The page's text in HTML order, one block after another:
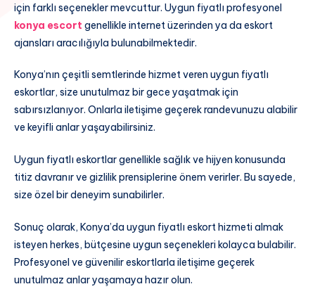
için farklı seçenekler mevcuttur. Uygun fiyatlı profesyonel
konya escort genellikle internet üzerinden ya da eskort
ajansları aracılığıyla bulunabilmektedir.
Konya’nın çeşitli semtlerinde hizmet veren uygun fiyatlı
eskortlar, size unutulmaz bir gece yaşatmak için
sabırsızlanıyor. Onlarla iletişime geçerek randevunuzu alabilir
ve keyifli anlar yaşayabilirsiniz.
Uygun fiyatlı eskortlar genellikle sağlık ve hijyen konusunda
titiz davranır ve gizlilik prensiplerine önem verirler. Bu sayede,
size özel bir deneyim sunabilirler.
Sonuç olarak, Konya’da uygun fiyatlı eskort hizmeti almak
isteyen herkes, bütçesine uygun seçenekleri kolayca bulabilir.
Profesyonel ve güvenilir eskortlarla iletişime geçerek
unutulmaz anlar yaşamaya hazır olun.